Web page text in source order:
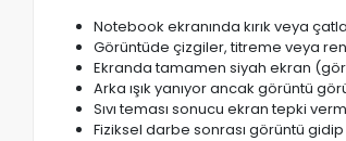
Notebook ekranında kırık veya
Görüntüde çizgiler, titreme veya
Ekranda tamamen siyah ekran
Arka ışık yanıyor ancak görüntü
Sıvı teması sonucu ekran tepki
Fiziksel darbe sonrası görüntü